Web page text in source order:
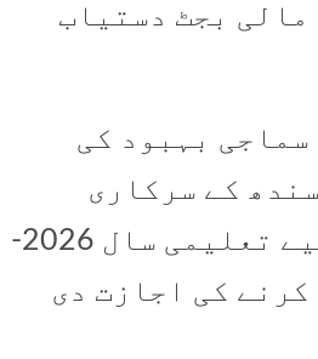
بجٹ دستیاب
سماجی بہبود کی
کے سرکاری
اسکولوں میں زیر تعلیم ہندو طلبہ کے لیے تعلیمی سال 2026-
کرنے کی اجازت دی